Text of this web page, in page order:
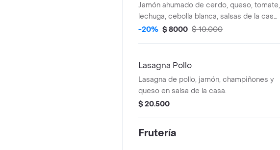
Jamón ahumado de cerdo, queso, tomate,
lechuga, cebolla blanca, salsas de la casa
en nuestro pan baguette.
-20% $ 8000 $ 10.000
Lasagna Pollo
Lasagna de pollo, jamón, champiñones y
queso en salsa de la casa.
$ 20.500
Frutería